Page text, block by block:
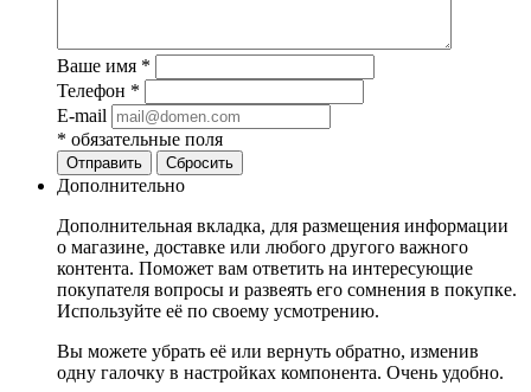
Ваше имя *
Телефон *
E-mail
* обязательные поля
Отправить Сбросить
Дополнительно
Дополнительная вкладка, для размещения информации
о магазине, доставке или любого другого важного
контента. Поможет вам ответить на интересующие
покупателя вопросы и развеять его сомнения в покупке.
Используйте её по своему усмотрению.
Вы можете убрать её или вернуть обратно, изменив
одну галочку в настройках компонента. Очень удобно.